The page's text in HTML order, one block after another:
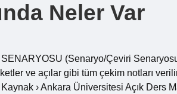
Neler Var
(Senaryo/Çeviri
ve açılar gibi tüm çekim notları
› Ankara Üniversitesi Açık Ders